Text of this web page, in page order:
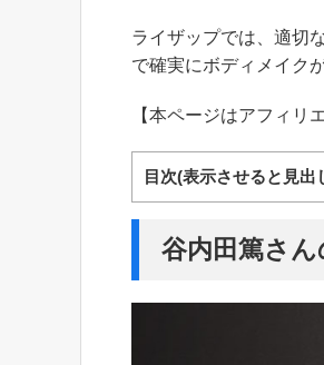
ライザップでは、適切
で確実にボディメイク
【本ページはアフィリ
目次(表示させると見
谷内田篤さ